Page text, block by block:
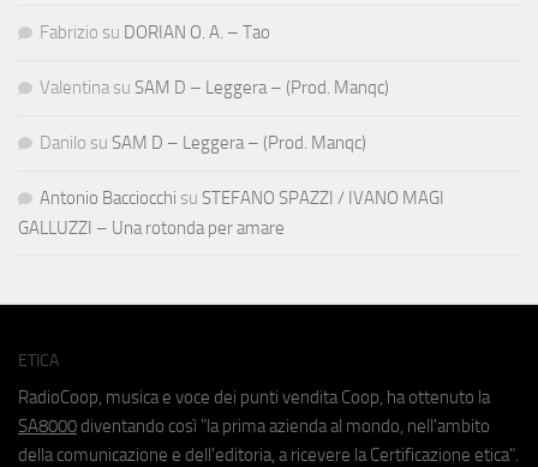
Fabrizio su DORIAN O. A. – Tao
Valentina su SAM D – Leggera – (Prod. Manqc)
Danilo su SAM D – Leggera – (Prod. Manqc)
Antonio Bacciocchi su STEFANO SPAZZI / IVANO MAGI
GALLUZZI – Una rotonda per amare
ETICA
RadioCoop, musica e voce dei punti vendita Coop, ha ottenuto la
SA8000 diventando così "la prima azienda al mondo, nell'ambito
della comunicazione e dell'editoria, a ricevere la Certificazione etica".